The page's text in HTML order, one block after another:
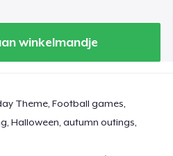
winkelmandje
Theme, Football games,
Halloween, autumn outings,